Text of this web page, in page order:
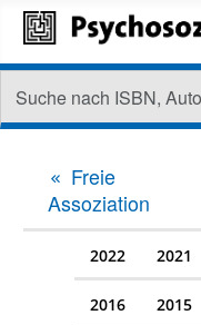
Freie
Assoziation
2022 2021
2016 2015